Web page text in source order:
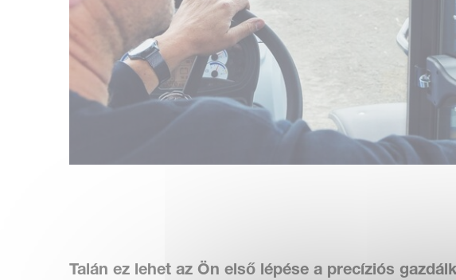
Talán ez lehet az Ön első lépése a precíziós